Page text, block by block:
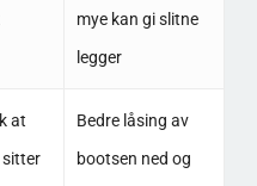
mye kan gi slitne
legger
at
Bedre låsing av
bootsen ned og